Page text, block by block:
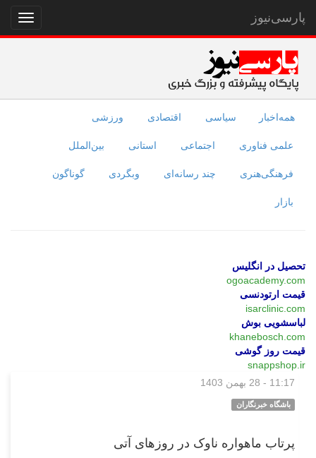
نمایش
منو
پارسی‌نیوز
همه‌اخبار سیاسی اقتصادی ورزشی
علمی فناوری اجتماعی استانی بین‌الملل
فرهنگی‌هنری چند رسانه‌ای وبگردی گوناگون
بازار
تحصیل در انگلیس
ogoacademy.com
قیمت ارتودنسی
isarclinic.com
لباسشویی بوش
khanebosch.com
قیمت روز گوشی
snappshop.ir
11:17 - 28 بهمن 1403
باشگاه خبرنگاران
پرتاب ماهواره ناوک در روز‌های آتی